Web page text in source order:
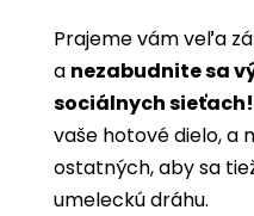
Prajeme vám veľa
a nezabudnite sa
sociálnych sieťach!
vaše hotové dielo, a
ostatných, aby sa
umeleckú dráhu.